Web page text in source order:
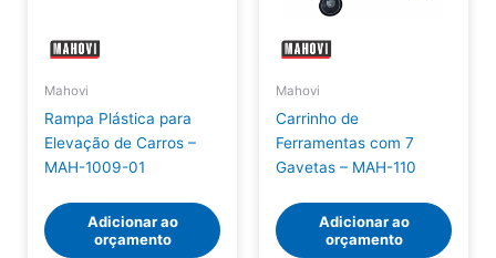
Mahovi
Rampa Plástica para
Elevação de Carros –
MAH-1009-01
Adicionar ao
orçamento
Mahovi
Carrinho de
Ferramentas com 7
Gavetas – MAH-110
Adicionar ao
orçamento